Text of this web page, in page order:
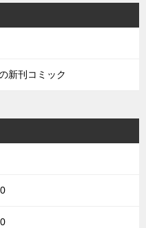
新刊コミック